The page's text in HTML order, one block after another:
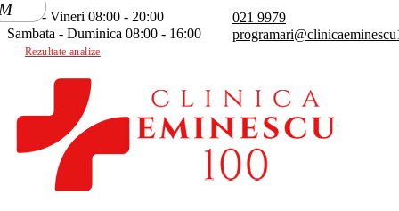
Luni - Vineri 08:00 - 20:00
Sambata - Duminica 08:00 - 16:00
021 9979
Rezultate analize